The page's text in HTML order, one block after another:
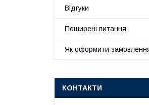
Відгуки
Поширені питання
Як оформити
КОНТАКТИ